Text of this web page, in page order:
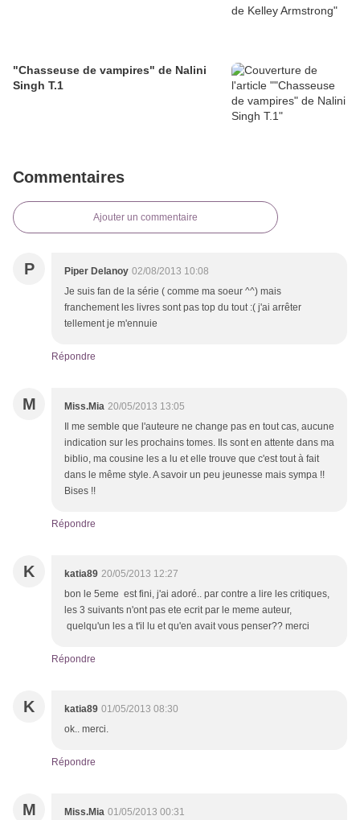
"Chasseuse de vampires" de Nalini
Singh T.1
Commentaires
Ajouter un commentaire
P Piper Delanoy 02/08/2013 10:08
Je suis fan de la série ( comme ma soeur ^^) mais
franchement les livres sont pas top du tout :( j'ai arrêter
tellement je m'ennuie
Répondre
M Miss.Mia 20/05/2013 13:05
Il me semble que l'auteure ne change pas en tout cas, aucune
indication sur les prochains tomes. Ils sont en attente dans ma
biblio, ma cousine les a lu et elle trouve que c'est tout à fait
dans le même style. A savoir un peu jeunesse mais sympa !!
Bises !!
Répondre
K katia89 20/05/2013 12:27
bon le 5eme est fini, j'ai adoré.. par contre a lire les critiques,
les 3 suivants n'ont pas ete ecrit par le meme auteur,
quelqu'un les a t'il lu et qu'en avait vous penser?? merci
Répondre
K katia89 01/05/2013 08:30
ok.. merci.
Répondre
M Miss.Mia 01/05/2013 00:31